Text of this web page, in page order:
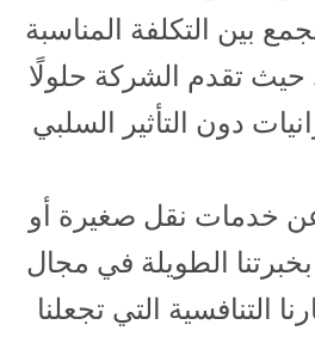
بين التكلفة المناسبة
حيث تقدم الشركة حلولًا
دون التأثير السلبي
خدمات نقل صغيرة أو
بخبرتنا الطويلة في مجال
التنافسية التي تجعلنا